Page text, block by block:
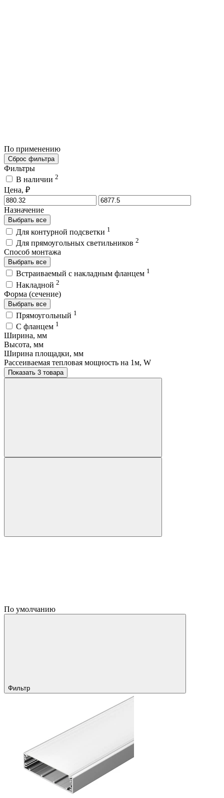
По применению
Сброс фильтра
Фильтры
В наличии 2
Цена, ₽
Назначение
Выбрать все
Для контурной подсветки 1
Для прямоугольных светильников 2
Способ монтажа
Выбрать все
Встраиваемый с накладным фланцем 1
Накладной 2
Форма (сечение)
Выбрать все
Прямоугольный 1
С фланцем 1
Ширина, мм
Высота, мм
Ширина площадки, мм
Рассеиваемая тепловая мощность на 1м, W
Показать 3 товара
По умолчанию
Фильтр